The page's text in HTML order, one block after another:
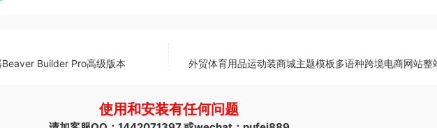
Builder Pro高级版本 外贸体育用品运动装商城主题模板多语种跨境电商网站整
使用和安装有任何问题